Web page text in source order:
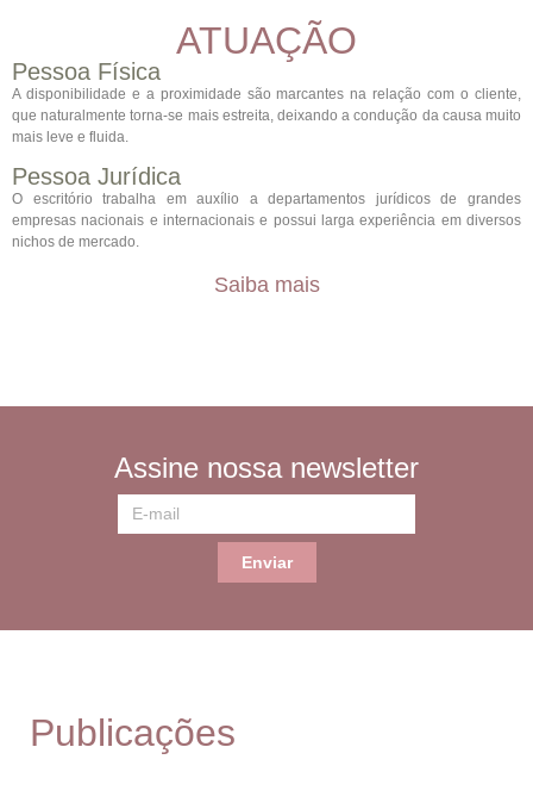
ATUAÇÃO
Pessoa Física
A disponibilidade e a proximidade são marcantes na relação com o cliente,
que naturalmente torna-se mais estreita, deixando a condução da causa muito
mais leve e fluida.
Pessoa Jurídica
O escritório trabalha em auxílio a departamentos jurídicos de grandes
empresas nacionais e internacionais e possui larga experiência em diversos
nichos de mercado.
Saiba mais
Assine nossa newsletter
Enviar
Publicações